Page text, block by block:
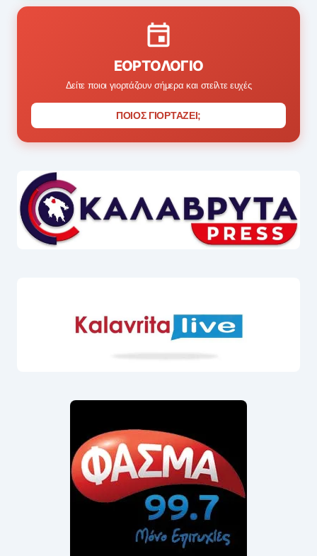
ΕΟΡΤΟΛΌΓΙΟ
Δείτε ποιοι γιορτάζουν σήμερα και στείλτε ευχές
ΠΟΙΟΣ ΓΙΟΡΤΑΖΕΙ;